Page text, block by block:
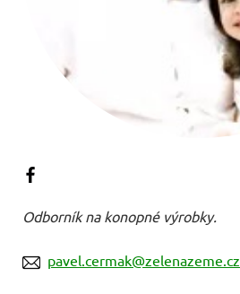
Odborník na konopné výrobky.
pavel.cermak@zelenazeme.cz